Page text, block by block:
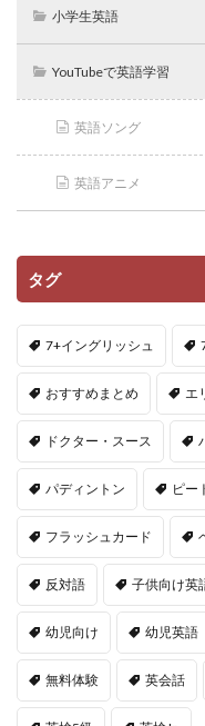
小学生英語
YouTubeで英語学習
英語ソング
英語アニメ
タグ
7+イングリッシュ
おすすめまとめ エ
ドクター・スース
パディントン ピー
フラッシュカード
反対語 子供向け英
幼児向け 幼児英語
無料体験 英会話